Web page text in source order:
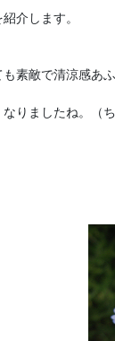
介します。
素敵で清涼感あふ
りましたね。（